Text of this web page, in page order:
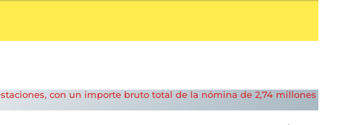
con un importe bruto total de la nómina de 2,74 millones